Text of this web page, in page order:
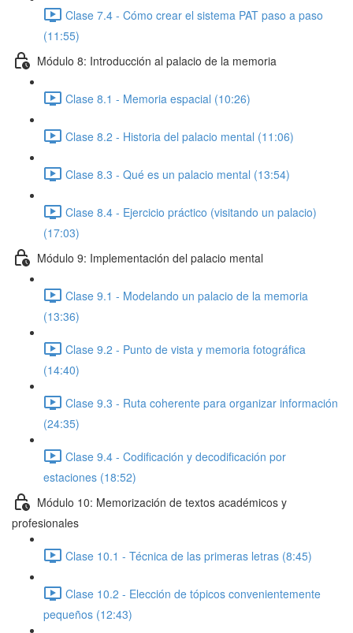
Clase 7.4 - Cómo crear el sistema PAT paso a paso
(11:55)
Módulo 8: Introducción al palacio de la memoria
Clase 8.1 - Memoria espacial (10:26)
Clase 8.2 - Historia del palacio mental (11:06)
Clase 8.3 - Qué es un palacio mental (13:54)
Clase 8.4 - Ejercicio práctico (visitando un palacio)
(17:03)
Módulo 9: Implementación del palacio mental
Clase 9.1 - Modelando un palacio de la memoria
(13:36)
Clase 9.2 - Punto de vista y memoria fotográfica
(14:40)
Clase 9.3 - Ruta coherente para organizar información
(24:35)
Clase 9.4 - Codificación y decodificación por
estaciones (18:52)
Módulo 10: Memorización de textos académicos y
profesionales
Clase 10.1 - Técnica de las primeras letras (8:45)
Clase 10.2 - Elección de tópicos convenientemente
pequeños (12:43)